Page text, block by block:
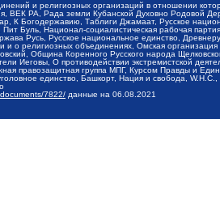
и религиозных организаций в отношении
ВЕК РА, Рада земли Кубанской Духовно Родовой
К Богодержавию, Таблиги Джамаат, Русское
Буль, Национал-социалистическая рабочая
Русь, Русское национальное единство,
и о религиозных объединениях, Омская
Община Коренного Русского народа
Иеговы, О противодействии экстремистской
правозащитная группа МПГ, Курсом Правды и
единство, Башкорт, Нация и свобода,
7822/ данные на 06.08.2021